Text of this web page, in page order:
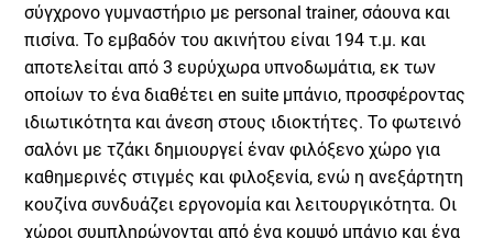
σύγχρονο γυμναστήριο με personal trainer, σάουνα και
πισίνα. Το εμβαδόν του ακινήτου είναι 194 τ.μ. και
αποτελείται από 3 ευρύχωρα υπνοδωμάτια, εκ των
οποίων το ένα διαθέτει en suite μπάνιο, προσφέροντας
ιδιωτικότητα και άνεση στους ιδιοκτήτες. Το φωτεινό
σαλόνι με τζάκι δημιουργεί έναν φιλόξενο χώρο για
καθημερινές στιγμές και φιλοξενία, ενώ η ανεξάρτητη
κουζίνα συνδυάζει εργονομία και λειτουργικότητα. Οι
χώροι συμπληρώνονται από ένα κομψό μπάνιο και ένα